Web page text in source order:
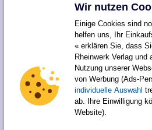
Wir nutzen
Einige Cookies sind
helfen uns, Ihr
« erklären Sie, dass
Rheinwerk Verlag
Nutzung unserer
von Werbung (Ads-
individuelle Auswahl
ab. Ihre Einwilligung
Website).